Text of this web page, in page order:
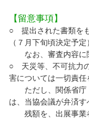
【留意事項】
○ 提出された書類を
（７月下旬頃決定予定
なお、審査内容に
○ 天災等、不可抗力
害については一切責任
ただし、関係省庁
は、当協会議が弁済
残額を、出展事業